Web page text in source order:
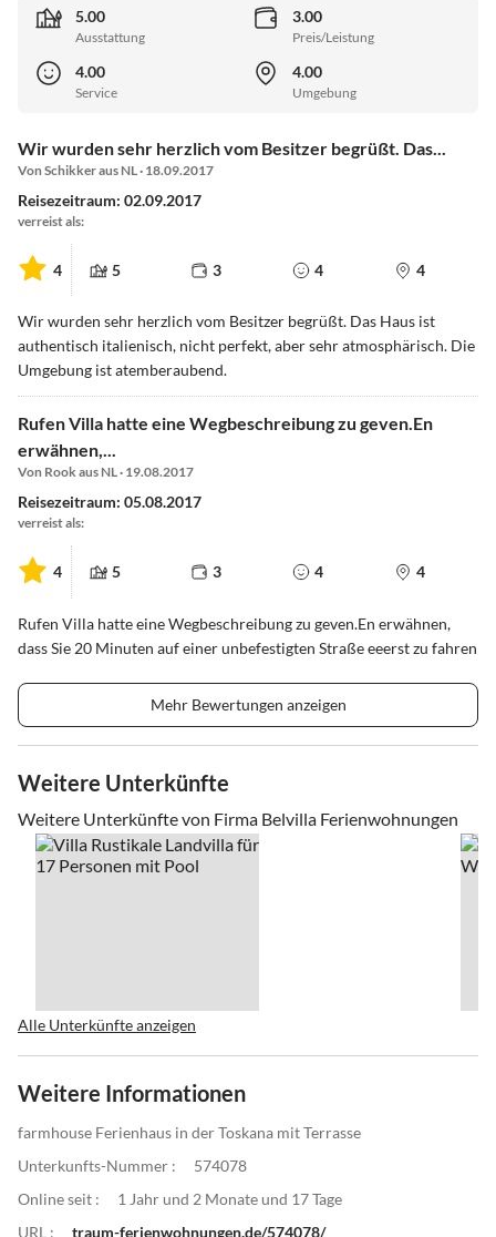
5.00
Ausstattung
3.00
Preis/Leistung
4.00
Service
4.00
Umgebung
Wir wurden sehr herzlich vom Besitzer begrüßt. Das...
Von Schikker aus NL · 18.09.2017
Reisezeitraum: 02.09.2017
verreist als:
4 5 3 4 4
Wir wurden sehr herzlich vom Besitzer begrüßt. Das Haus ist
authentisch italienisch, nicht perfekt, aber sehr atmosphärisch. Die
Umgebung ist atemberaubend.
Rufen Villa hatte eine Wegbeschreibung zu geven.En
erwähnen,...
Von Rook aus NL · 19.08.2017
Reisezeitraum: 05.08.2017
verreist als:
4 5 3 4 4
Rufen Villa hatte eine Wegbeschreibung zu geven.En erwähnen,
dass Sie 20 Minuten auf einer unbefestigten Straße eeerst zu fahren
Mehr Bewertungen anzeigen
Weitere Unterkünfte
Weitere Unterkünfte von Firma Belvilla Ferienwohnungen
Alle Unterkünfte anzeigen
Weitere Informationen
farmhouse Ferienhaus in der Toskana mit Terrasse
Unterkunfts-Nummer :
574078
Online seit :
1 Jahr und 2 Monate und 17 Tage
URL :
traum-ferienwohnungen.de/574078/